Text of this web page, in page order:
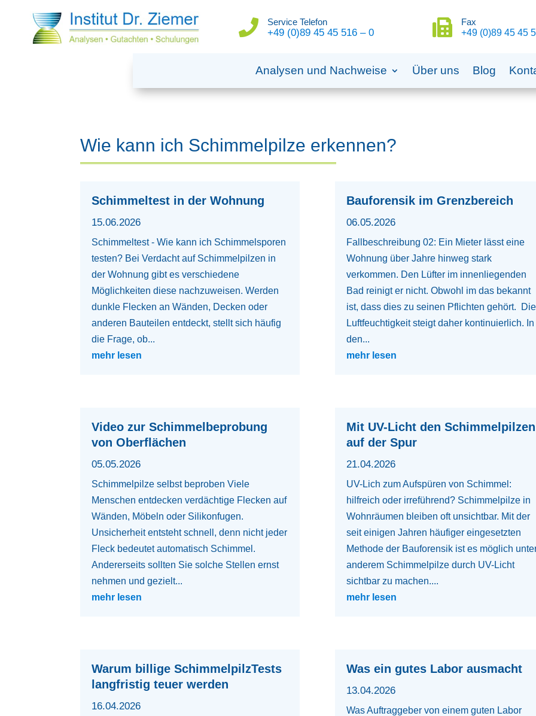
 Service Telefon
+49 (0)89 45 45 516 – 0 
Fax
+49 (0)89 45 45
Analysen und Nachweise Über uns Blog
Wie kann ich Schimmelpilze erkennen?
Schimmeltest in der Wohnung
15.06.2026
Schimmeltest - Wie kann ich Schimmelsporen
testen? Bei Verdacht auf Schimmelpilzen in
der Wohnung gibt es verschiedene
Möglichkeiten diese nachzuweisen. Werden
dunkle Flecken an Wänden, Decken oder
anderen Bauteilen entdeckt, stellt sich häufig
die Frage, ob...
mehr lesen
Video zur Schimmelbeprobung
von Oberflächen
05.05.2026
Schimmelpilze selbst beproben Viele
Menschen entdecken verdächtige Flecken auf
Wänden, Möbeln oder Silikonfugen.
Unsicherheit entsteht schnell, denn nicht jeder
Fleck bedeutet automatisch Schimmel.
Andererseits sollten Sie solche Stellen ernst
nehmen und gezielt...
mehr lesen
Warum billige SchimmelpilzTests
langfristig teuer werden
16.04.2026
Bauforensik im Grenzbereich
06.05.2026
Fallbeschreibung 02: Ein Mieter lässt eine
Wohnung über Jahre hinweg stark
verkommen. Den Lüfter im innenliegenden
Bad reinigt er nicht. Obwohl im das bekannt
ist, dass dies zu seinen Pflichten gehört. Die
Luftfeuchtigkeit steigt daher kontinuierlich. In
den...
mehr lesen
Mit UV-Licht den Schimmelpilzen
auf der Spur
21.04.2026
UV-Lich zum Aufspüren von Schimmel:
hilfreich oder irreführend? Schimmelpilze in
Wohnräumen bleiben oft unsichtbar. Mit der
seit einigen Jahren häufiger eingesetzten
Methode der Bauforensik ist es möglich
anderem Schimmelpilze durch UV-Licht
sichtbar zu machen....
mehr lesen
Was ein gutes Labor ausmacht
13.04.2026
Was Auftraggeber von einem guten Labor